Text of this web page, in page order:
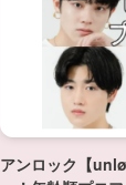
アンロック【